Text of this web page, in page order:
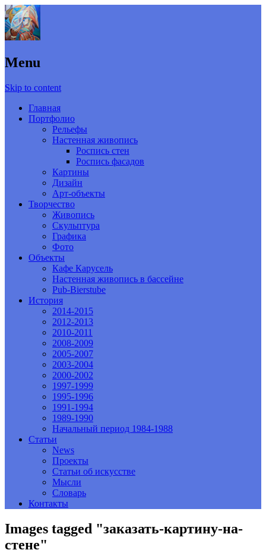
Menu
Skip to content
Главная
Портфолио
Рельефы
Настенная живопись
Роспись стен
Роспись фасадов
Картины
Дизайн
Арт-объекты
Творчество
Живопись
Скульптура
Графика
Фото
Объекты
Кафе Карусель
Настенная живопись в бассейне
Pub-Bierstube
История
2014-2015
2012-2013
2010-2011
2008-2009
2005-2007
2003-2004
2000-2002
1997-1999
1995-1996
1991-1994
1989-1990
Начальный период 1984-1988
Статьи
News
Проекты
Статьи об искусстве
Мысли
Словарь
Контакты
Images tagged "заказать-картину-на-
стене"